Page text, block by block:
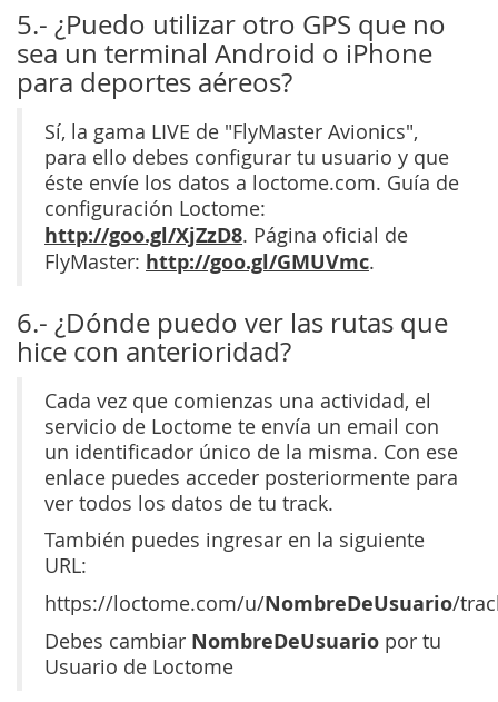
5.- ¿Puedo utilizar otro GPS que no
sea un terminal Android o iPhone
para deportes aéreos?
Sí, la gama LIVE de "FlyMaster Avionics",
para ello debes configurar tu usuario y que
éste envíe los datos a loctome.com. Guía de
configuración Loctome:
http://goo.gl/XjZzD8. Página oficial de
FlyMaster: http://goo.gl/GMUVmc.
6.- ¿Dónde puedo ver las rutas que
hice con anterioridad?
Cada vez que comienzas una actividad, el
servicio de Loctome te envía un email con
un identificador único de la misma. Con ese
enlace puedes acceder posteriormente para
ver todos los datos de tu track.
También puedes ingresar en la siguiente
URL:
https://loctome.com/u/NombreDeUsuario/
Debes cambiar NombreDeUsuario por tu
Usuario de Loctome